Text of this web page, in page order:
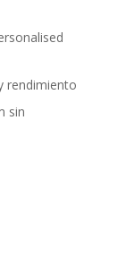
rendimiento
sin